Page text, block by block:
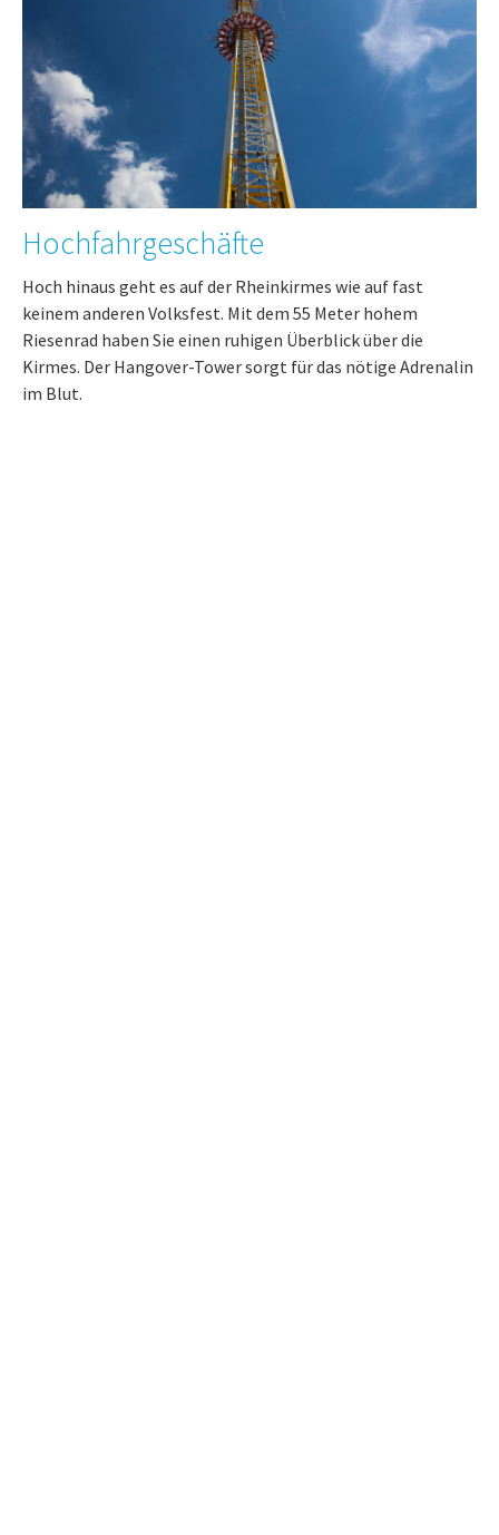
Hochfahrgeschäfte
Hoch hinaus geht es auf der Rheinkirmes wie auf fast
keinem anderen Volksfest. Mit dem 55 Meter hohem
Riesenrad haben Sie einen ruhigen Überblick über die
Kirmes. Der Hangover-Tower sorgt für das nötige Adrenalin
im Blut.